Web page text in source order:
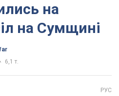
на
на Сумщині
6,1 т.
РУС